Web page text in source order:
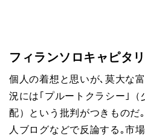
フィランソロキャピタ
個人の着想と思いが､莫大な
況には｢プルートクラシー｣
配）という批判がつきものだ
人ブログなどで反論する｡市